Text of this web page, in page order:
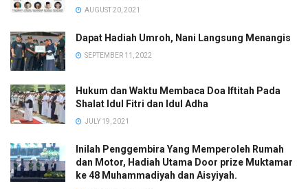
AUGUST 20, 2021
Dapat Hadiah Umroh, Nani Langsung Menangis
SEPTEMBER 11, 2022
Hukum dan Waktu Membaca Doa Iftitah Pada
Shalat Idul Fitri dan Idul Adha
JULY 19, 2021
Inilah Penggembira Yang Memperoleh Rumah
dan Motor, Hadiah Utama Door prize Muktamar
ke 48 Muhammadiyah dan Aisyiyah.